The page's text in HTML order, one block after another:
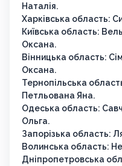
Наталія.
Харківська область:
Київська область:
Оксана.
Вінницька область:
Оксана.
Тернопільська
Петльована Яна.
Одеська область:
Ольга.
Запорізька область:
Волинська область:
Дніпропетровська